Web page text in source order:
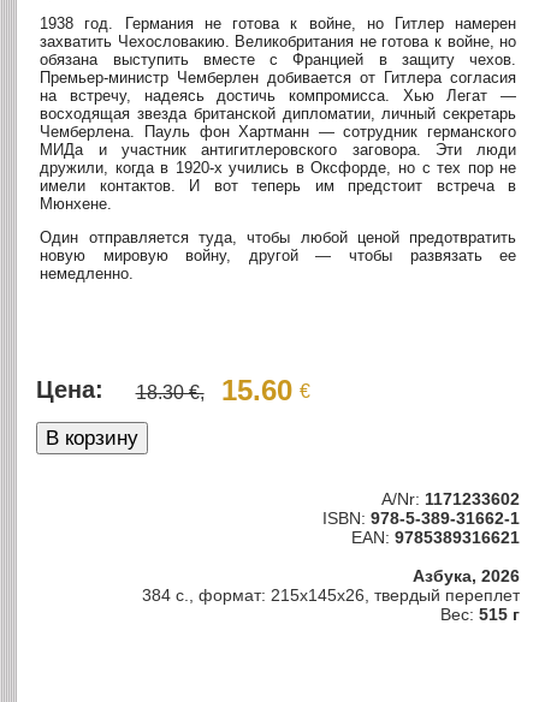
1938 год. Германия не готова к войне, но Гитлер намерен
захватить Чехословакию. Великобритания не готова к войне, но
обязана выступить вместе с Францией в защиту чехов.
Премьер-министр Чемберлен добивается от Гитлера согласия
на встречу, надеясь достичь компромисса. Хью Легат —
восходящая звезда британской дипломатии, личный секретарь
Чемберлена. Пауль фон Хартманн — сотрудник германского
МИДа и участник антигитлеровского заговора. Эти люди
дружили, когда в 1920-х учились в Оксфорде, но с тех пор не
имели контактов. И вот теперь им предстоит встреча в
Мюнхене.
Один отправляется туда, чтобы любой ценой предотвратить
новую мировую войну, другой — чтобы развязать ее
немедленно.
Цена: 18.30 €, 15.60 €
A/Nr: 1171233602
ISBN: 978-5-389-31662-1
EAN: 9785389316621
Азбука, 2026
384 с., формат: 215x145x26, твердый переплет
Вес: 515 г